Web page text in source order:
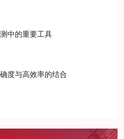
中的重要工具
度与高效率的结合